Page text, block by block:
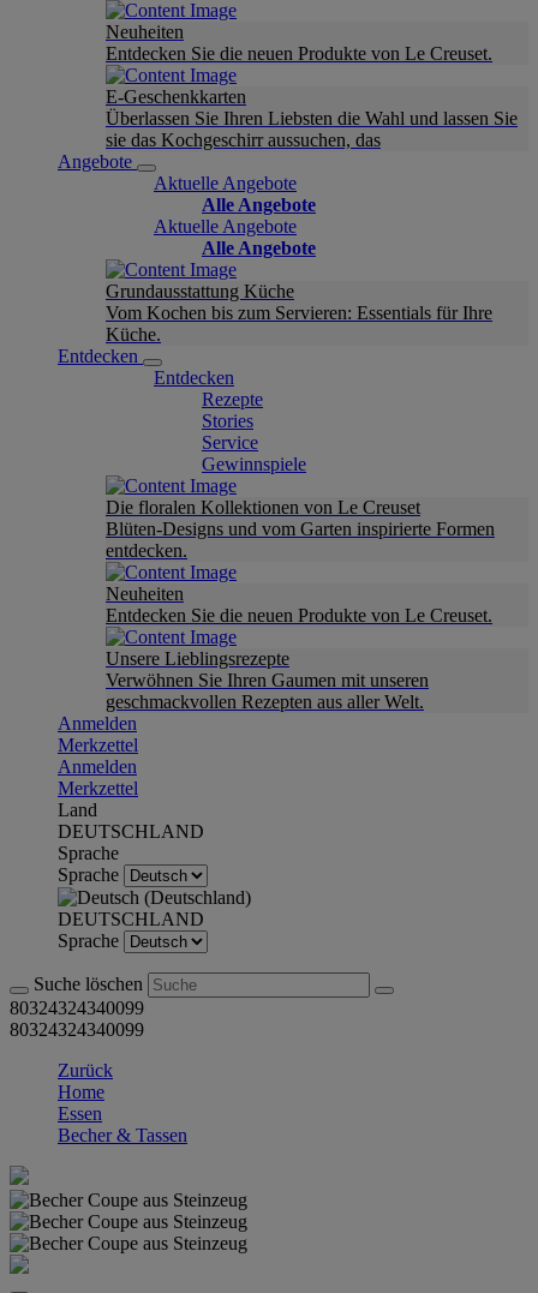
Neuheiten
Entdecken Sie die neuen Produkte von Le Creuset.
E-Geschenkkarten
Überlassen Sie Ihren Liebsten die Wahl und lassen Sie
sie das Kochgeschirr aussuchen, das
Angebote
Aktuelle Angebote
Alle Angebote
Aktuelle Angebote
Alle Angebote
Grundausstattung Küche
Vom Kochen bis zum Servieren: Essentials für Ihre
Küche.
Entdecken
Entdecken
Rezepte
Stories
Service
Gewinnspiele
Die floralen Kollektionen von Le Creuset
Blüten-Designs und vom Garten inspirierte Formen
entdecken.
Neuheiten
Entdecken Sie die neuen Produkte von Le Creuset.
Unsere Lieblingsrezepte
Verwöhnen Sie Ihren Gaumen mit unseren
geschmackvollen Rezepten aus aller Welt.
Anmelden
Merkzettel
Anmelden
Merkzettel
Land
DEUTSCHLAND
Sprache
Sprache
DEUTSCHLAND
Sprache
Suche löschen
80324324340099
80324324340099
Zurück
Home
Essen
Becher & Tassen